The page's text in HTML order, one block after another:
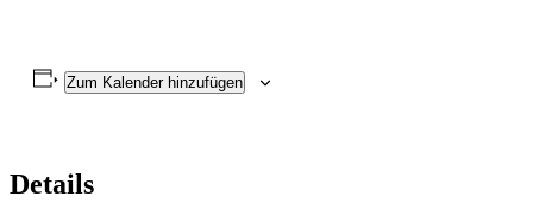
Zum Kalender hinzufügen
Details